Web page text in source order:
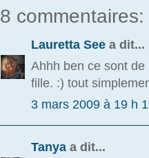
8 commentaires:
Lauretta See a dit...
Ahhh ben ce sont
fille. :) tout
3 mars 2009 à 19 h
Tanya a dit...